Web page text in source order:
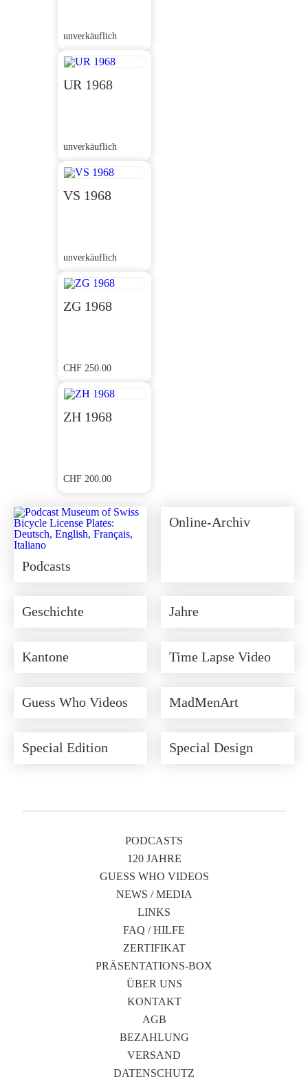
unverkäuflich
UR 1968
unverkäuflich
VS 1968
unverkäuflich
ZG 1968
CHF 250.00
ZH 1968
CHF 200.00
Podcasts
Online-Archiv
Geschichte Jahre
Kantone Time Lapse Video
Guess Who Videos MadMenArt
Special Edition Special Design
PODCASTS
120 JAHRE
GUESS WHO VIDEOS
NEWS / MEDIA
LINKS
FAQ / HILFE
ZERTIFIKAT
PRÄSENTATIONS-BOX
ÜBER UNS
KONTAKT
AGB
BEZAHLUNG
VERSAND
DATENSCHUTZ